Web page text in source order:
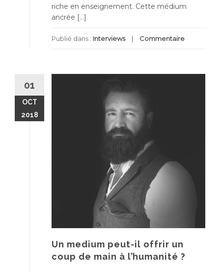
riche en enseignement. Cette médium
ancrée […]
Publié dans : Interviews Commentaire
01
OCT
2018
Un medium peut-il offrir un
coup de main à l’humanité ?